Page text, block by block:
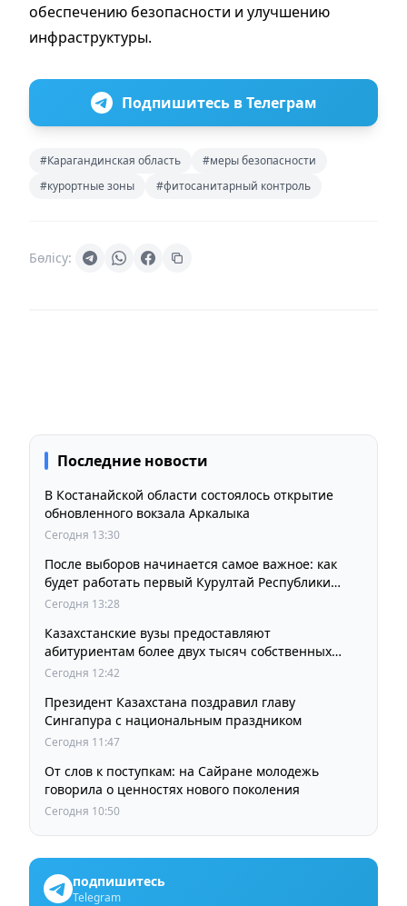
обеспечению безопасности и улучшению
инфраструктуры.
Подпишитесь в Телеграм
#Карагандинская область
#меры безопасности
#курортные зоны
#фитосанитарный контроль
Бөлісу:
Последние новости
В Костанайской области состоялось открытие
обновленного вокзала Аркалыка
Сегодня 13:30
После выборов начинается самое важное: как
будет работать первый Курултай Республики
Казахстан
Сегодня 13:28
Казахстанские вузы предоставляют
абитуриентам более двух тысяч собственных
образовательных грантов
Сегодня 12:42
Президент Казахстана поздравил главу
Сингапура с национальным праздником
Сегодня 11:47
От слов к поступкам: на Сайране молодежь
говорила о ценностях нового поколения
Сегодня 10:50
подпишитесь
Telegram